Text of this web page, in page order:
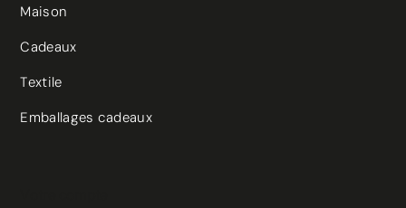
Maison
Cadeaux
Textile
Emballages cadeaux